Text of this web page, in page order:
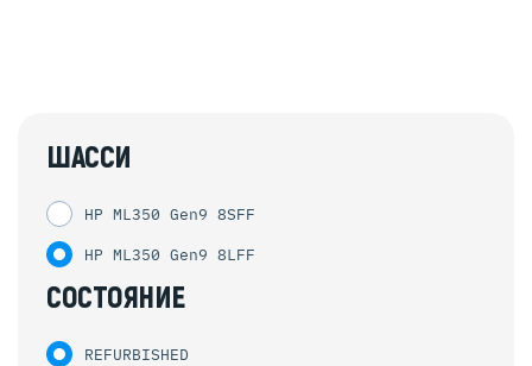
ШАССИ
HP ML350 Gen9 8SFF
HP ML350 Gen9 8LFF
СОСТОЯНИЕ
REFURBISHED